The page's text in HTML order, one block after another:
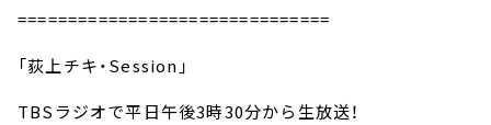
===============================
「荻上チキ・Session」
TBSラジオで平日午後3時30分から生放送！